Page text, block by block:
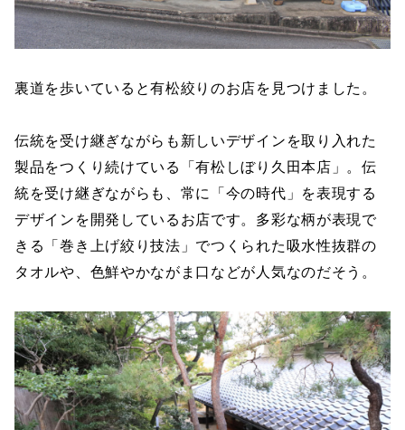
裏道を歩いていると有松絞りのお店を見つけました。
伝統を受け継ぎながらも新しいデザインを取り入れた
製品をつくり続けている「有松しぼり久田本店」。伝
統を受け継ぎながらも、常に「今の時代」を表現する
デザインを開発しているお店です。多彩な柄が表現で
きる「巻き上げ絞り技法」でつくられた吸水性抜群の
タオルや、色鮮やかながま口などが人気なのだそう。